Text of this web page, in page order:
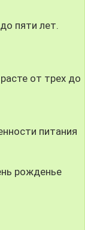
пяти лет.
от трех до
питания
рожденье